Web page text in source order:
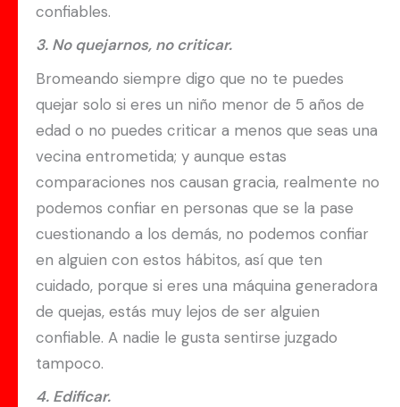
confiables.
3. No quejarnos, no criticar.
Bromeando siempre digo que no te puedes
quejar solo si eres un niño menor de 5 años de
edad o no puedes criticar a menos que seas una
vecina entrometida; y aunque estas
comparaciones nos causan gracia, realmente no
podemos confiar en personas que se la pase
cuestionando a los demás, no podemos confiar
en alguien con estos hábitos, así que ten
cuidado, porque si eres una máquina generadora
de quejas, estás muy lejos de ser alguien
confiable. A nadie le gusta sentirse juzgado
tampoco.
4. Edificar.